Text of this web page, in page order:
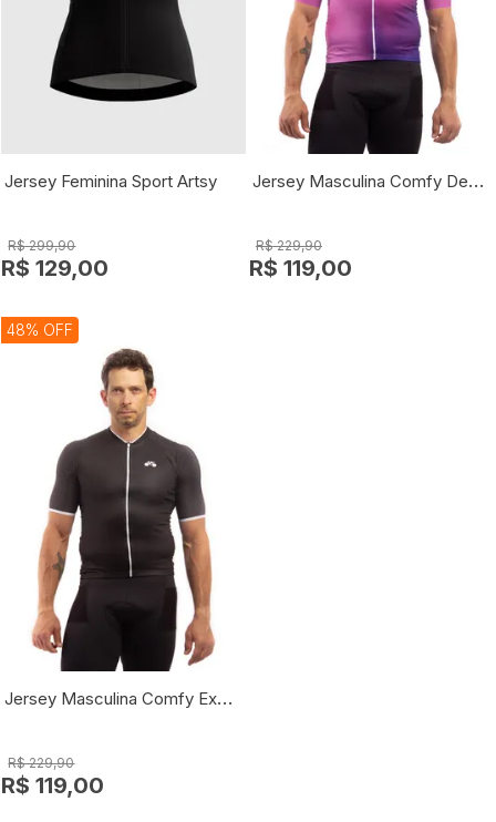
Jersey Feminina Sport Artsy
R$ 299,90
R$ 129,00
Jersey Masculina Comfy Degradê
R$ 229,90
R$ 119,00
48% OFF
Jersey Masculina Comfy Exclusiv
R$ 229,90
R$ 119,00